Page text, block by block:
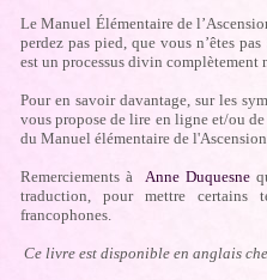
Le Manuel Élémentaire de
perdez pas pied, que vous n’êtes
est un processus divin complètement
Pour en savoir davantage, sur les
vous propose de lire en ligne et/ou
du Manuel élémentaire de
Remerciements àAnne Duquesne
traduction, pour mettre
francophones.
Ce livre est disponible en anglais